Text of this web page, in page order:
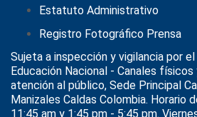
Estatuto Administrativo
Registro Fotográfico Prensa
Sujeta a inspección y vigilancia por el
Educación Nacional - Canales
atención al público, Sede Principal
Manizales Caldas Colombia. Horario
11:45 am y 1:45 pm - 5:45 pm.